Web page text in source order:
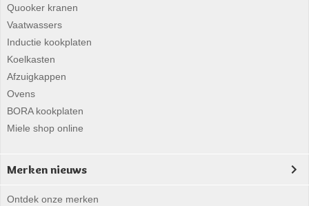
Quooker kranen
Vaatwassers
Inductie kookplaten
Koelkasten
Afzuigkappen
Ovens
BORA kookplaten
Miele shop online
Merken nieuws
Ontdek onze merken